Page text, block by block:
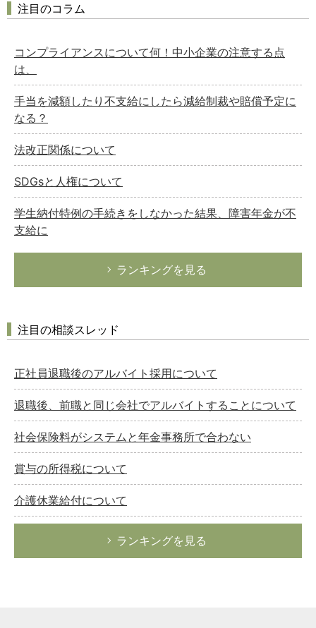
注目のコラム
コンプライアンスについて何！中小企業の注意する点
は、
手当を減額したり不支給にしたら減給制裁や賠償予定に
なる？
法改正関係について
SDGsと人権について
学生納付特例の手続きをしなかった結果、障害年金が不
支給に
ランキングを見る
注目の相談スレッド
正社員退職後のアルバイト採用について
退職後、前職と同じ会社でアルバイトすることについて
社会保険料がシステムと年金事務所で合わない
賞与の所得税について
介護休業給付について
ランキングを見る